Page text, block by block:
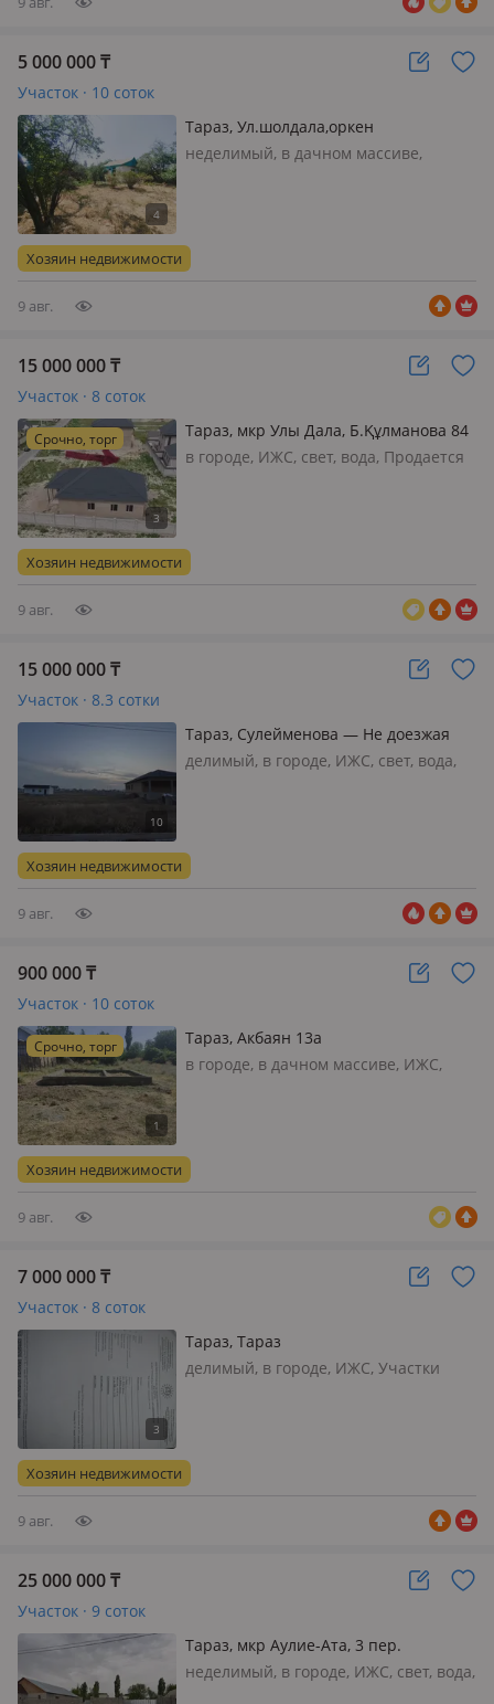
5 000 000₸
Участок · 10 соток
Тараз, Ул.шолдала,оркен
неделимый, в дачном массиве,
Реальным покупателям торг
возможен
Хозяин недвижимости
9 авг.
15 000 000₸
Участок · 8 соток
Срочно, торг
Тараз, мкр Улы Дала, Б.Құлманова 84
в городе, ИЖС, свет, вода, Продается
возможность для стройтельства дома
или начала бизнеса в будущем.
Хозяин недвижимости
9 авг.
15 000 000₸
Участок · 8.3 сотки
Тараз, Сулейменова — Не доезжая
домов Бином
делимый, в городе, ИЖС, свет, вода,
Хозяин недвижимости
9 авг.
900 000₸
Участок · 10 соток
Срочно, торг
Тараз, Акбаян 13а
в городе, в дачном массиве, ИЖС,
ныне относится у городу, цена
договорная
Хозяин недвижимости
9 авг.
7 000 000₸
Участок · 8 соток
Тараз, Тараз
делимый, в городе, ИЖС, Участки
Хозяин недвижимости
9 авг.
25 000 000₸
Участок · 9 соток
Тараз, мкр Аулие-Ата, 3 пер.
Мангилик ел 11
неделимый, в городе, ИЖС, свет, вода,